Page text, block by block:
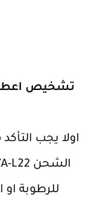
تشخيص
اولا يجب
الشحن
للرطوبة